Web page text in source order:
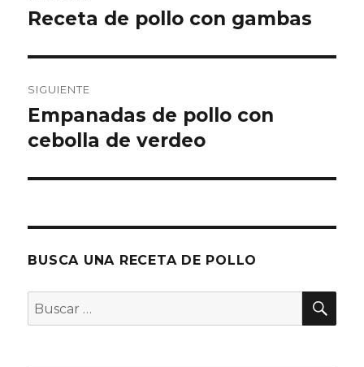
de
Entrada
Receta de pollo con gambas
SIGUIENTE
Entrada
siguiente:
Empanadas de pollo con
cebolla de verdeo
BUSCA UNA RECETA DE POLLO
Buscar
por: